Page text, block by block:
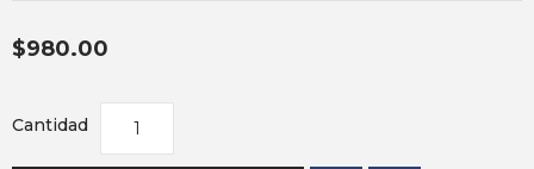
$980.00
Cantidad